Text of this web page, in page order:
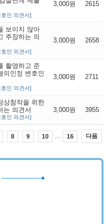
인 의견서]
3,000원 2615
보이지 않아
주장하는 의
인 의견서]
3,000원 2658
촬영하고 준
의인정 변호인
인 의견서]
3,000원 2711
상참작을 위한
는 의견서
인 의견서]
3,000원 3955
8 9 10 … 16 다음